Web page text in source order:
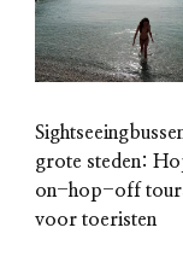
grote steden:
on-hop-off
voor toeristen